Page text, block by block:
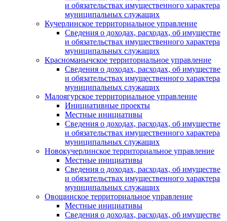
и обязательствах имущественного характера
муниципальных служащих
Кучерлинское территориальное управление
Сведения о доходах, расходах, об имуществе
и обязательствах имущественного характера
муниципальных служащих
Красноманычское территориальное управление
Сведения о доходах, расходах, об имуществе
и обязательствах имущественного характера
муниципальных служащих
Малоягурское территориальное управление
Инициативные проекты
Местные инициативы
Сведения о доходах, расходах, об имуществе
и обязательствах имущественного характера
муниципальных служащих
Новокучерлинское территориальное управление
Местные инициативы
Сведения о доходах, расходах, об имуществе
и обязательствах имущественного характера
муниципальных служащих
Овощинское территориальное управление
Местные инициативы
Сведения о доходах, расходах, об имуществе